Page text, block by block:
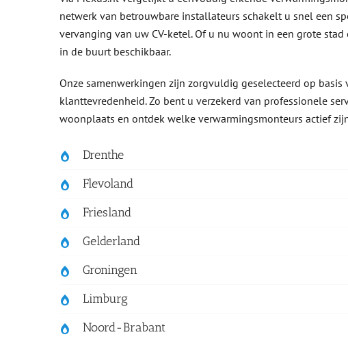
netwerk van betrouwbare installateurs schakelt u snel een
vervanging van uw CV-ketel. Of u nu woont in een grote
in de buurt beschikbaar.
Onze samenwerkingen zijn zorgvuldig geselecteerd op basis
klanttevredenheid. Zo bent u verzekerd van professionele
woonplaats en ontdek welke verwarmingsmonteurs actief
Drenthe
Flevoland
Friesland
Gelderland
Groningen
Limburg
Noord-Brabant